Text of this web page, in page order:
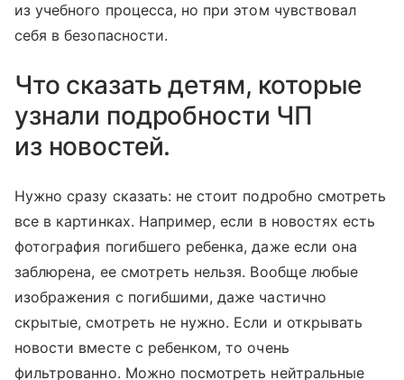
из учебного процесса, но при этом чувствовал
себя в безопасности.
Что сказать детям, которые
узнали подробности ЧП
из новостей.
Нужно сразу сказать: не стоит подробно смотреть
все в картинках. Например, если в новостях есть
фотография погибшего ребенка, даже если она
заблюрена, ее смотреть нельзя. Вообще любые
изображения с погибшими, даже частично
скрытые, смотреть не нужно. Если и открывать
новости вместе с ребенком, то очень
фильтрованно. Можно посмотреть нейтральные